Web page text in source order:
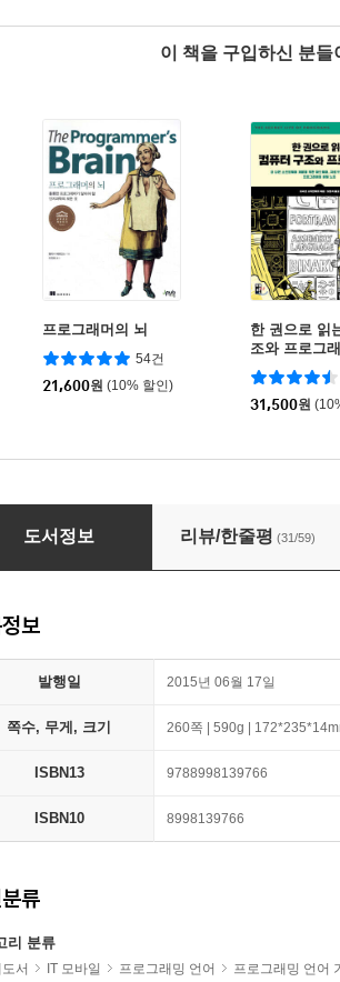
이 책을 구입하신 분
프로그래머의 뇌
54건
21,600원 (10% 할인)
한 권으로 읽
조와 프로그
31,500원
지향의 사실과 오해
도서정보 리뷰/한줄평 (31/59)
보
발행일 2015년 06월 17일
쪽수, 무게, 크기 260쪽 | 590g |
ISBN13 9788998139766
ISBN10 8998139766
류
리 분류
서 IT 모바일 프로그래밍 언어 프로그래밍 언어